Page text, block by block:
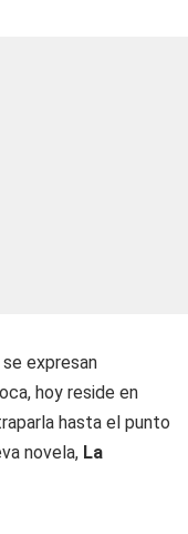
expresan
hoy reside en
hasta el punto
novela, La